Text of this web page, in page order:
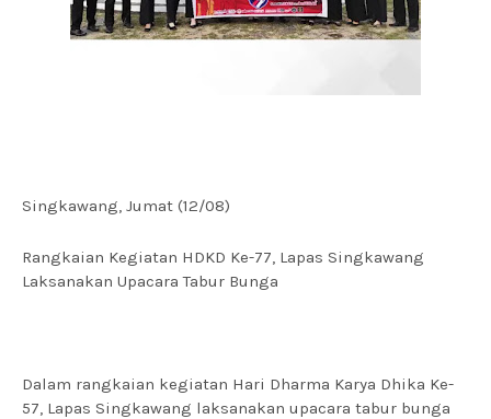
Singkawang, Jumat (12/08)
Rangkaian Kegiatan HDKD Ke-77, Lapas Singkawang
Laksanakan Upacara Tabur Bunga
Dalam rangkaian kegiatan Hari Dharma Karya Dhika Ke-
57, Lapas Singkawang laksanakan upacara tabur bunga